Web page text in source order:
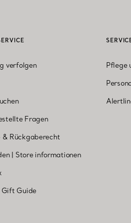
verfolgen
Fragen
& Rückgaberecht
| Store informationen
Gift Guide
Pflege